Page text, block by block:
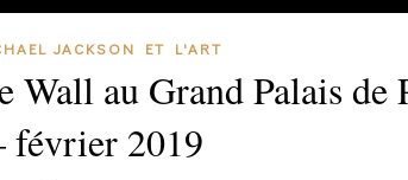
JACKSON ET L'ART
au Grand Palais de
février 2019